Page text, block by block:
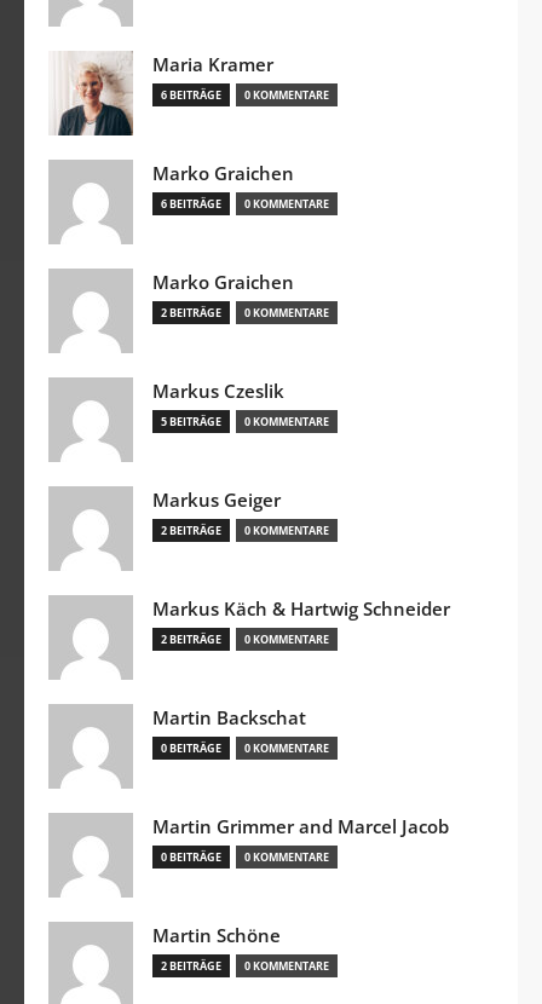
Maria Kramer
6 BEITRÄGE 0 KOMMENTARE
Marko Graichen
6 BEITRÄGE 0 KOMMENTARE
Marko Graichen
2 BEITRÄGE 0 KOMMENTARE
Markus Czeslik
5 BEITRÄGE 0 KOMMENTARE
Markus Geiger
2 BEITRÄGE 0 KOMMENTARE
Markus Käch & Hartwig Schneider
2 BEITRÄGE 0 KOMMENTARE
Martin Backschat
0 BEITRÄGE 0 KOMMENTARE
Martin Grimmer and Marcel Jacob
0 BEITRÄGE 0 KOMMENTARE
Martin Schöne
2 BEITRÄGE 0 KOMMENTARE